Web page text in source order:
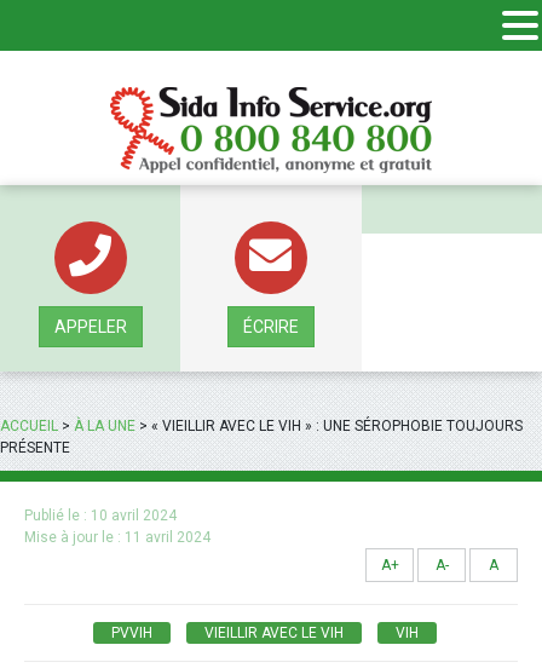
APPELER ÉCRIRE
ACCUEIL>À LA UNE>« VIEILLIR AVEC LE VIH » : UNE SÉROPHOBIE TOUJOURS
PRÉSENTE
Publié le : 10 avril 2024
Mise à jour le : 11 avril 2024
A+
A- A
PVVIH VIEILLIR AVEC LE VIH VIH